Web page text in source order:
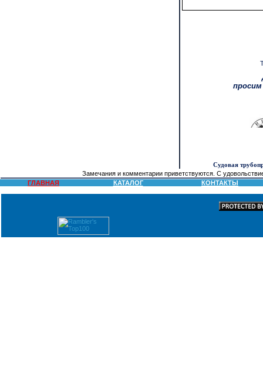
Судовая
Замечания и комментарии приветствуются. С
ГЛАВНАЯ
КАТАЛОГ КОНТАКТЫ